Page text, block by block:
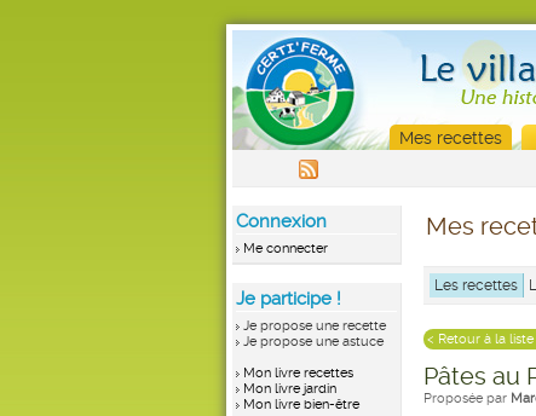
Mes recettes
Connexion
Me connecter
Je participe !
Je propose une recette
Je propose une astuce
Mon livre recettes
Mon livre jardin
Mon livre bien-être
Mes
Les recettes
< Retour à la liste
Pâtes au
Proposée par